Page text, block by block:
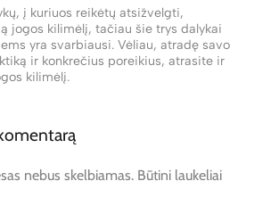
į kuriuos reikėtų atsižvelgti,
jogos kilimėlį, tačiau šie trys dalykai
yra svarbiausi. Vėliau, atradę savo
ir konkrečius poreikius, atrasite ir
kilimėlį.
nebus skelbiamas. Būtini laukeliai